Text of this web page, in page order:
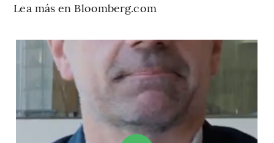
Lea más en Bloomberg.com